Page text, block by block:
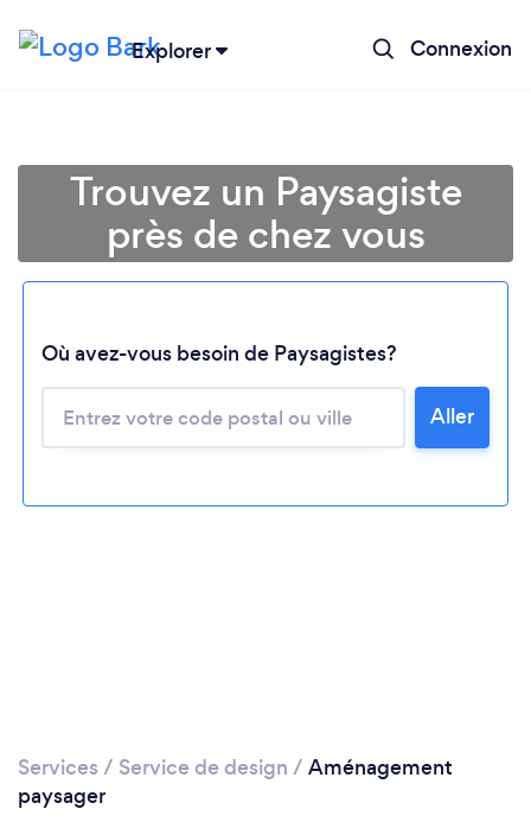
Explorer Connexion
Chargement...
Veuillez patienter...
Trouvez un Paysagiste
près de chez vous
Où avez-vous besoin de Paysagistes?
Aller
Services / Service de design / Aménagement
paysager